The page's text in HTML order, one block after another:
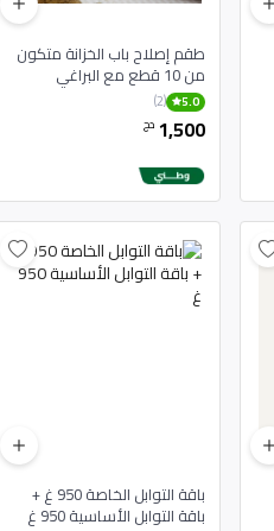
طقم إصلاح باب الخزانة متكون
من 10 قطع مع البراغي
5.0
(2)
1,500 دج
باقة التوابل الخاصة 950 غ +
باقة التوابل الأساسية 950 غ